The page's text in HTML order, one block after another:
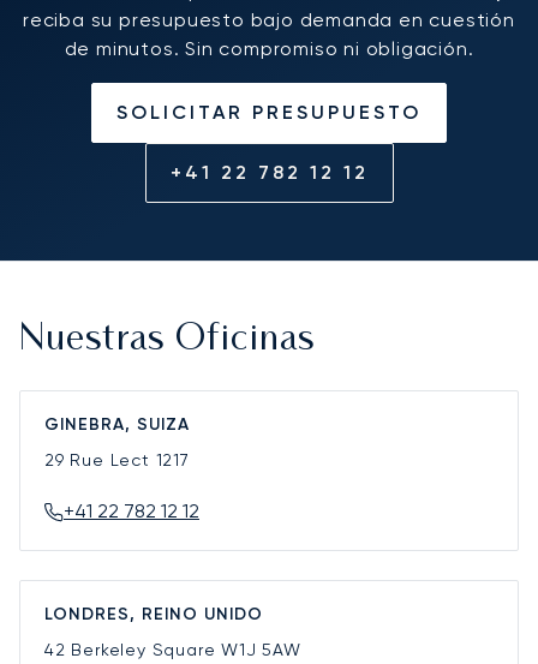
reciba su presupuesto bajo demanda en cuestión
de minutos. Sin compromiso ni obligación.
SOLICITAR PRESUPUESTO
+41 22 782 12 12
Nuestras Oficinas
GINEBRA, SUIZA
29 Rue Lect 1217
+41 22 782 12 12
LONDRES, REINO UNIDO
42 Berkeley SquareW1J 5AW